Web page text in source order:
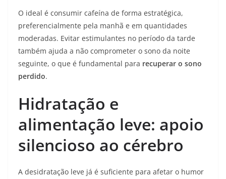
O ideal é consumir cafeína de forma estratégica,
preferencialmente pela manhã e em quantidades
moderadas. Evitar estimulantes no período da tarde
também ajuda a não comprometer o sono da noite
seguinte, o que é fundamental para recuperar o sono
perdido.
Hidratação e
alimentação leve: apoio
silencioso ao cérebro
A desidratação leve já é suficiente para afetar o humor